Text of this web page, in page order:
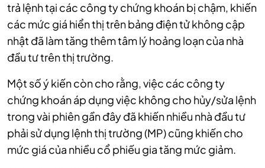
trả lệnh tại các công ty chứng khoán bị chậm, khiến
các mức giá hiển thị trên bảng điện tử không cập
nhật đã làm tăng thêm tâm lý hoảng loạn của nhà
đầu tư trên thị trường.
Một số ý kiến còn cho rằng, việc các công ty
chứng khoán áp dụng việc không cho hủy/sửa lệnh
trong vài phiên gần đây đã khiến nhiều nhà đầu tư
phải sử dụng lệnh thị trường (MP) cũng khiến cho
mức giá của nhiều cổ phiếu gia tăng mức giảm.